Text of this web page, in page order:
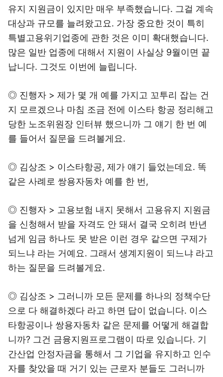
유지 지원금이 있지만 매우 부족했습니다. 그걸 계속
대상과 규모를 늘려왔고요. 가장 중요한 것이 특히
특별고용위기업종에 관한 것은 이미 확대했습니다.
많은 일반 업종에 대해서 지원이 사실상 9월이면 끝
납니다. 그것도 이번에 늘립니다.
◎ 진행자 > 제가 몇 개 예를 가지고 꼬투리 잡는 건
지 모르겠으나 마침 조금 전에 이스타 항공 정리해고
당한 노조위원장 인터뷰 했으니까 그 얘기 한 번 예
를 들어서 질문을 드려볼게요.
◎ 김상조 > 이스타항공, 제가 얘기 들었는데요. 똑
같은 사례로 쌍용자동차 예를 한 번,
◎ 진행자 > 고용보험 내지 못해서 고용유지 지원금
을 신청해서 받을 자격도 안 돼서 결국 오히려 반년
넘게 임금 하나도 못 받은 이런 경우 같으면 구제가
되느냐 라는 거예요. 그래서 생계지원이 되느냐 라고
하는 질문을 드려볼게요.
◎ 김상조 > 그러니까 모든 문제를 하나의 정책수단
으로 다 해결하겠다 라고 하면 답이 없습니다. 이스
타항공이나 쌍용자동차 같은 문제를 어떻게 해결합
니까? 그건 금융지원프로그램이 따로 있습니다. 기
간산업 안정자금을 통해서 그 기업을 유지하고 인수
자를 찾았을 때 거기 있는 근로자 분들도 그러니까